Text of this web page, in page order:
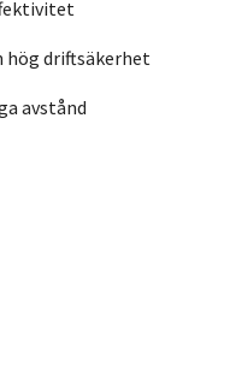
hög driftsäkerhet
avstånd